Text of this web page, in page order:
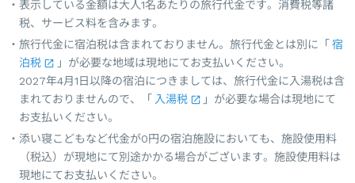
表示している金額は大人1名あたりの旅行代金です。消費税等諸
税、サービス料を含みます。
旅行代金に宿泊税は含まれておりません。旅行代金とは別に「 宿
泊税
」が必要な地域は現地にてお支払いください。
2027年4月1日以降の宿泊につきましては、旅行代金に入湯税は含
まれておりませんので、「 入湯税
」が必要な場合は現地にて
お支払いください。
添い寝こどもなど代金が0円の宿泊施設においても、施設使用料
（税込）が現地にて別途かかる場合がございます。施設使用料は
現地にてお支払いください。